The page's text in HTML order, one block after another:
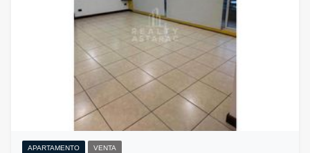
APARTAMENTO VENTA